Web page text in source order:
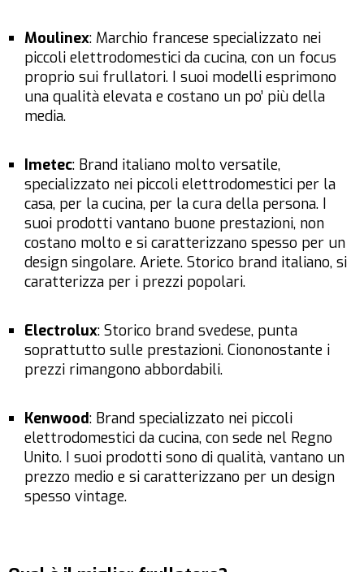
Moulinex: Marchio francese specializzato nei
piccoli elettrodomestici da cucina, con un focus
proprio sui frullatori. I suoi modelli esprimono
una qualità elevata e costano un po’ più della
media.
Imetec: Brand italiano molto versatile,
specializzato nei piccoli elettrodomestici per la
casa, per la cucina, per la cura della persona. I
suoi prodotti vantano buone prestazioni, non
costano molto e si caratterizzano spesso per un
design singolare. Ariete. Storico brand italiano, si
caratterizza per i prezzi popolari.
Electrolux: Storico brand svedese, punta
soprattutto sulle prestazioni. Ciononostante i
prezzi rimangono abbordabili.
Kenwood: Brand specializzato nei piccoli
elettrodomestici da cucina, con sede nel Regno
Unito. I suoi prodotti sono di qualità, vantano un
prezzo medio e si caratterizzano per un design
spesso vintage.